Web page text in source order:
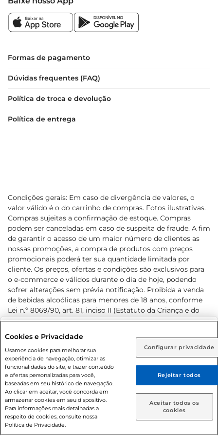
Rio de Janeiro (RJ) Goiás (GO)
Ou
Caso queira comprar online, informe como deseja receber
suas compras:
Entrega em casa Retire em Loja
saborosa.
Formas de pagamento
Dúvidas frequentes (FAQ)
Política de troca e devolução
Política de entrega
Condições gerais: Em caso de divergência de valores, o
valor válido é o do carrinho de compras. Fotos ilustrativas.
Compras sujeitas a confirmação de estoque. Compras
podem ser canceladas em caso de suspeita de fraude. A fim
de garantir o acesso de um maior número de clientes as
nossas promoções, a compra de produtos com preços
promocionais poderá ter sua quantidade limitada por
cliente. Os preços, ofertas e condições são exclusivos para
o e-commerce e válidos durante o dia de hoje, podendo
sofrer alterações sem prévia notificação. Proibida a venda
de bebidas alcoólicas para menores de 18 anos, conforme
Lei n.º 8069/90, art. 81, inciso II (Estatuto da Criança e do
Adolescente). Preços e condições exclusivos para o
prévio. O valor mínimo para as compras on-line é de R$
80,00.
© 2026 Copyright. Todos os direitos
reservados Prezunic.
Cookies e Privacidade
Usamos cookies para melhorar sua
experiência de navegação, otimizar as
funcionalidades do site, e trazer conteúdo
e ofertas personalizadas para você,
baseadas em seu histórico de navegação.
Ao clicar em aceitar, você concorda em
armazenar cookies em seu dispositivo.
Para informações mais detalhadas a
respeito de cookies, consulte nossa
Política de Privacidade.
Configurar privacidade
Rejeitar todos
Aceitar todos os
cookies